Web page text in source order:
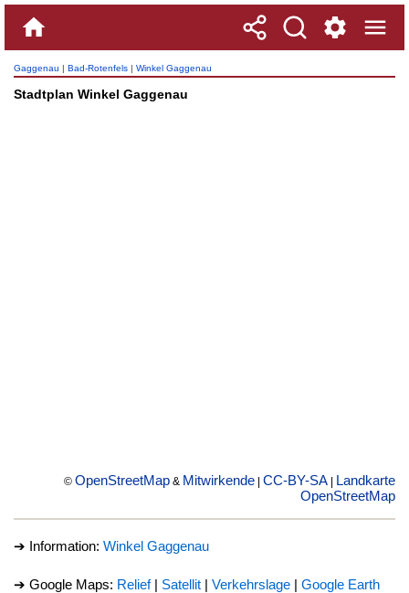
Gaggenau | Bad-Rotenfels | Winkel Gaggenau
Stadtplan Winkel Gaggenau
© OpenStreetMap & Mitwirkende CC-BY-SA Landkarte
OpenStreetMap
➔ Information: Winkel Gaggenau
➔ Google Maps: Relief| Satellit | Verkehrslage | Google Earth